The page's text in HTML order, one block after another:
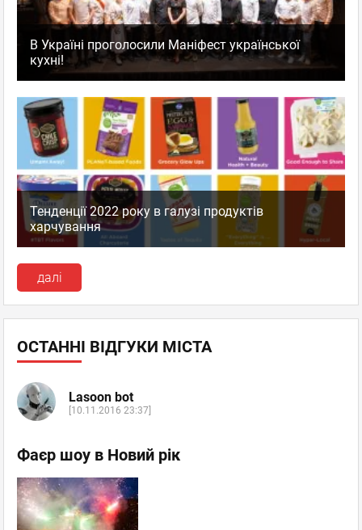
В Україні проголосили Маніфест української
кухні!
Тенденції 2022 року в галузі продуктів
харчування
далі
ОСТАННІ ВІДГУКИ МІСТА
Lasoon bot
[10.11.2016 23:37]
Фаєр шоу в Новий рік